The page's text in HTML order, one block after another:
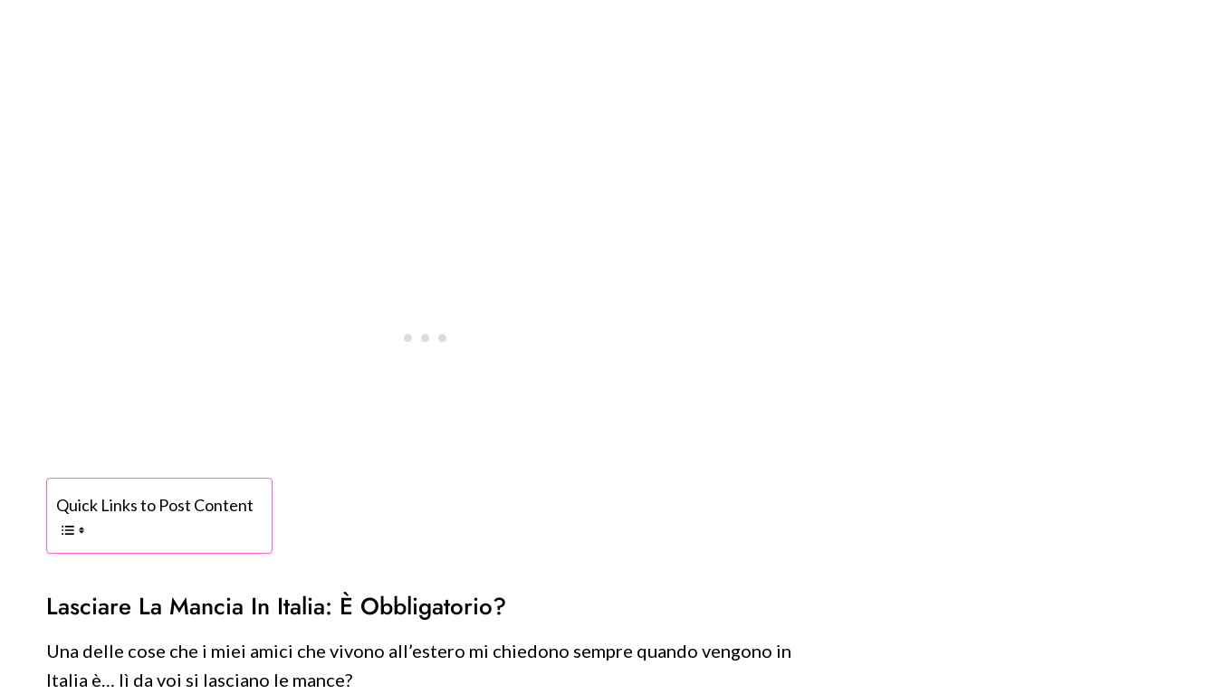
Quick Links to Post Content
Lasciare La Mancia In Italia: È Obbligatorio?
Una delle cose che i miei amici che vivono all’estero mi chiedono sempre quando vengono in
Italia è… lì da voi si lasciano le mance?